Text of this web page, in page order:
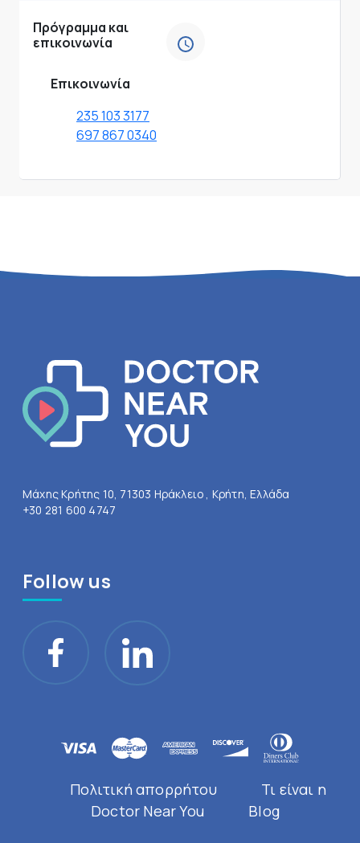
Πρόγραμμα και
επικοινωνία
Επικοινωνία
235 103 3177
697 867 0340
Μάχης Κρήτης 10, 71303 Ηράκλειο , Κρήτη, Ελλάδα
+30 281 600 4747
Follow us
Πολιτική απορρήτου
Τι είναι η
Doctor Near You
Blog